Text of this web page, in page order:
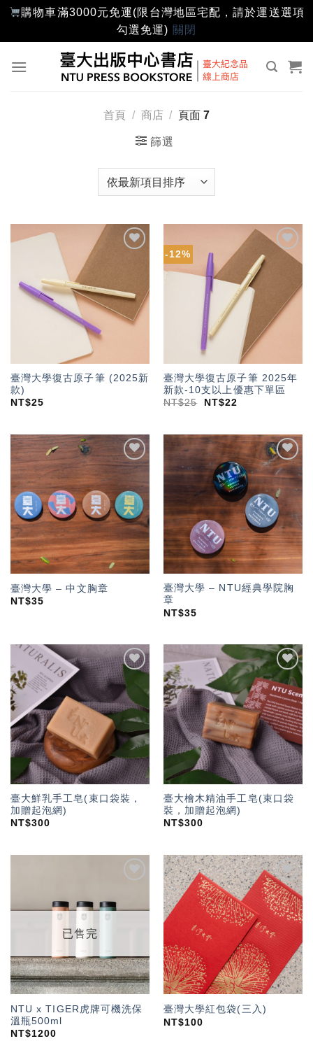
購物車滿3000元免運(限台灣地區宅配，請於運送選項
勾選免運) 關閉
首頁 / 商店 / 頁面 7
篩選
臺灣大學復古原子筆 (2025新
款)
NT$25
-12%
加入
單」
臺灣大學復古原子筆 2025年
新款-10支以上優惠下單區
NT$25 NT$22
加入
望輕
單」
臺灣大學 – 中文胸章
NT$35
加入
「願
望輕
單」
臺灣大學 – NTU經典學院胸
章
NT$35
加入
「願
望輕
單」
臺大鮮乳手工皂(束口袋裝，
加贈起泡網)
NT$300
加入
「願
望輕
單」
臺大檜木精油手工皂(束口袋
裝，加贈起泡網)
NT$300
望輕
已售完
NTU x TIGER虎牌可機洗保
溫瓶500ml
NT$1200
加入
「願
望輕
單」
臺灣大學紅包袋(三入)
NT$100